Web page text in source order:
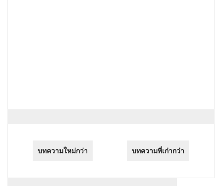
บทความใหม่กว่า บทความที่เก่ากว่า